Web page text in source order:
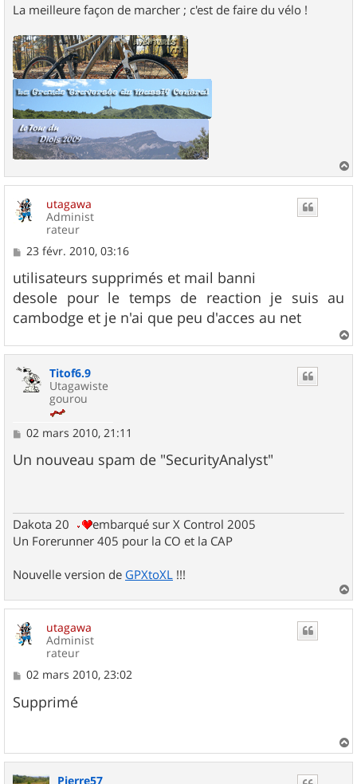
La meilleure façon de marcher ; c'est de faire du vélo !
a
u
utagawa
Administ
rateur
M
s
s
a
g
e
23 févr. 2010, 03:16
utilisateurs supprimés et mail banni
desole pour le temps de reaction je suis au
cambodge et je n'ai que peu d'acces au net
a
Titof6.9
Utagawiste
gourou
M
s
s
02 mars 2010, 21:11
Un nouveau spam de "SecurityAnalyst"
Dakota 20
embarqué sur X Control 2005
Un Forerunner 405 pour la CO et la CAP
Nouvelle version de GPXtoXL !!!
a
utagawa
Administ
rateur
M
s
s
e
02 mars 2010, 23:02
Supprimé
a
Pierre57